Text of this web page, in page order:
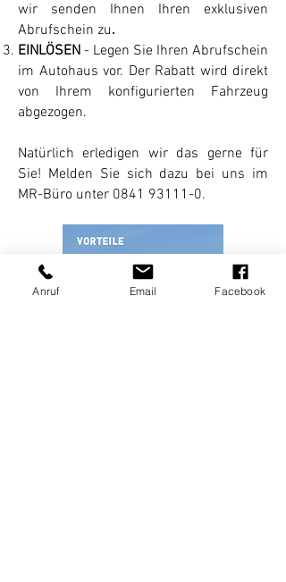
wir senden Ihnen Ihren exklusiven
Abrufschein zu.
EINLÖSEN - Legen Sie Ihren Abrufschein
im Autohaus vor. Der Rabatt wird direkt
von Ihrem konfigurierten Fahrzeug
abgezogen.
Natürlich erledigen wir das gerne für
Sie! Melden Sie sich dazu bei uns im
MR-Büro unter 0841 93111-0.
Anruf Email Facebook